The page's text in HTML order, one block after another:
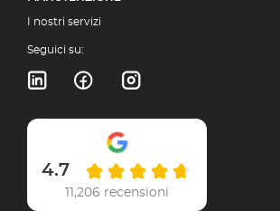
I nostri servizi
Seguici su:
4.7
11,206 recensioni